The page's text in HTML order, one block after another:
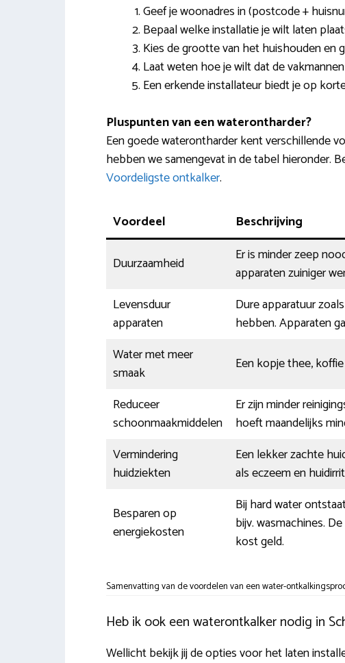
Geef je woonadres in (postcode +
Bepaal welke installatie je wilt laten
Kies de grootte van het huishouden en
Laat weten hoe je wilt dat de
Een erkende installateur biedt je op
Pluspunten van een waterontharder?
Een goede waterontharder kent verschillende
hebben we samengevat in de tabel hieronder.
Voordeligste ontkalker.
Voordeel Beschrijving
Duurzaamheid
Er is minder zeep
apparaten zuiniger
Levensduur
apparaten
Dure apparatuur
hebben. Apparaten
Water met meer
smaak
Een kopje thee,
Reduceer
schoonmaakmiddelen
Er zijn minder
hoeft maandelijks
Vermindering
huidziekten
Een lekker zachte
als eczeem en
Besparen op
energiekosten
Bij hard water
bijv. wasmachines.
kost geld.
Samenvatting van de voordelen van een water-
Heb ik ook een waterontkalker nodig in
Wellicht bekijk jij de opties voor het laten